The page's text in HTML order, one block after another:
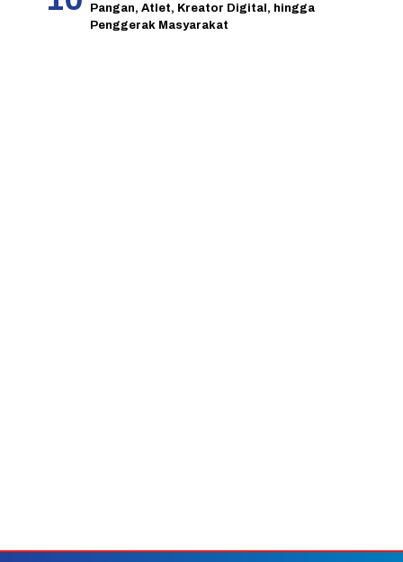
Pangan, Atlet, Kreator Digital, hingga
Penggerak Masyarakat